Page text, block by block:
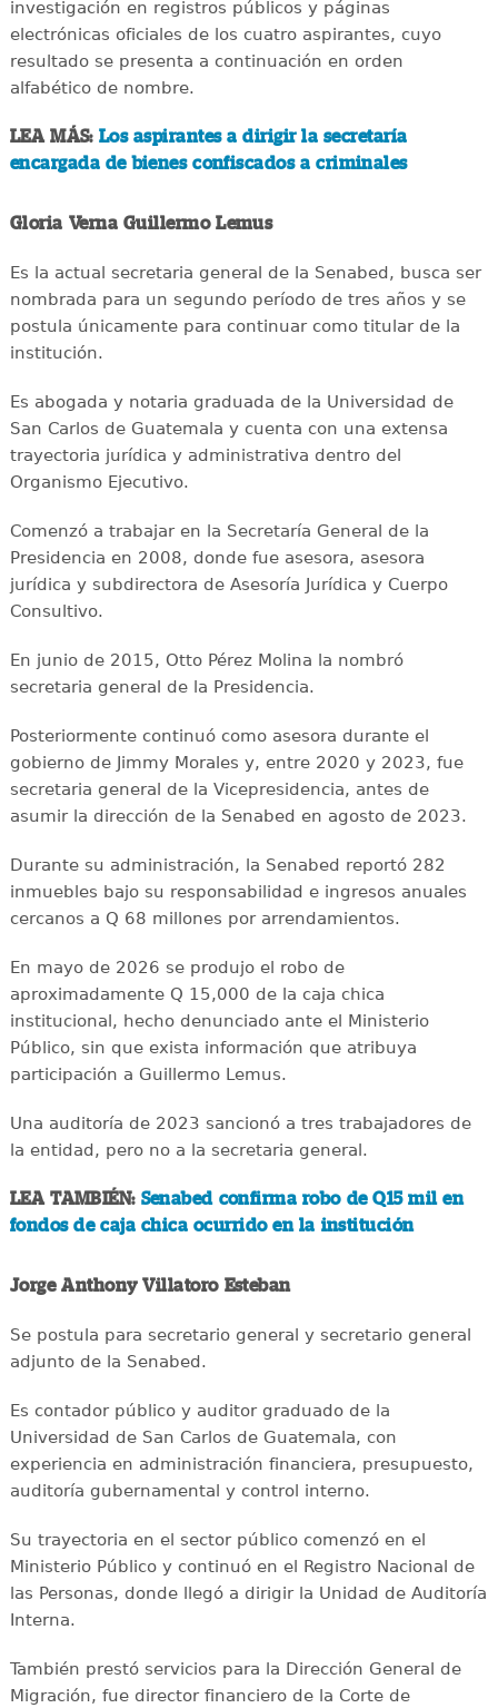
investigación en registros públicos y páginas
electrónicas oficiales de los cuatro aspirantes, cuyo
resultado se presenta a continuación en orden
alfabético de nombre.
LEA MÁS: Los aspirantes a dirigir la secretaría
encargada de bienes confiscados a criminales
Gloria Verna Guillermo Lemus
Es la actual secretaria general de la Senabed, busca ser
nombrada para un segundo período de tres años y se
postula únicamente para continuar como titular de la
institución.
Es abogada y notaria graduada de la Universidad de
San Carlos de Guatemala y cuenta con una extensa
trayectoria jurídica y administrativa dentro del
Organismo Ejecutivo.
Comenzó a trabajar en la Secretaría General de la
Presidencia en 2008, donde fue asesora, asesora
jurídica y subdirectora de Asesoría Jurídica y Cuerpo
Consultivo.
En junio de 2015, Otto Pérez Molina la nombró
secretaria general de la Presidencia.
Posteriormente continuó como asesora durante el
gobierno de Jimmy Morales y, entre 2020 y 2023, fue
secretaria general de la Vicepresidencia, antes de
asumir la dirección de la Senabed en agosto de 2023.
Durante su administración, la Senabed reportó 282
inmuebles bajo su responsabilidad e ingresos anuales
cercanos a Q 68 millones por arrendamientos.
En mayo de 2026 se produjo el robo de
aproximadamente Q 15,000 de la caja chica
institucional, hecho denunciado ante el Ministerio
Público, sin que exista información que atribuya
participación a Guillermo Lemus.
Una auditoría de 2023 sancionó a tres trabajadores de
la entidad, pero no a la secretaria general.
LEA TAMBIÉN: Senabed confirma robo de Q15 mil en
fondos de caja chica ocurrido en la institución
Jorge Anthony Villatoro Esteban
Se postula para secretario general y secretario general
adjunto de la Senabed.
Es contador público y auditor graduado de la
Universidad de San Carlos de Guatemala, con
experiencia en administración financiera, presupuesto,
auditoría gubernamental y control interno.
Su trayectoria en el sector público comenzó en el
Ministerio Público y continuó en el Registro Nacional de
las Personas, donde llegó a dirigir la Unidad de Auditoría
Interna.
También prestó servicios para la Dirección General de
Migración, fue director financiero de la Corte de